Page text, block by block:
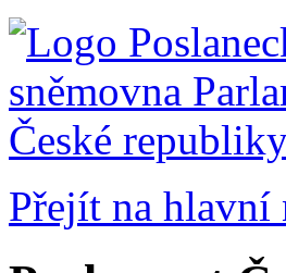
Přejít na hlavní